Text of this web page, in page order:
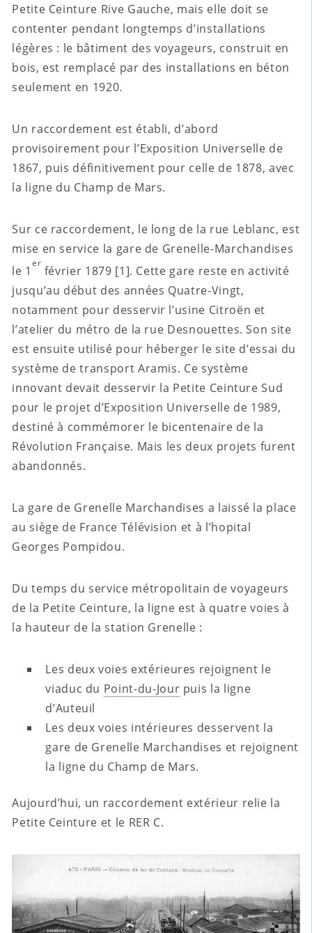
Petite Ceinture Rive Gauche, mais elle doit se
contenter pendant longtemps d’installations
légères : le bâtiment des voyageurs, construit en
bois, est remplacé par des installations en béton
seulement en 1920.
Un raccordement est établi, d’abord
provisoirement pour l’Exposition Universelle de
1867, puis définitivement pour celle de 1878, avec
la ligne du Champ de Mars.
Sur ce raccordement, le long de la rue Leblanc, est
mise en service la gare de Grenelle-Marchandises
le 1
er
février 1879 [1]. Cette gare reste en activité
jusqu’au début des années Quatre-Vingt,
notamment pour desservir l’usine Citroën et
l’atelier du métro de la rue Desnouettes. Son site
est ensuite utilisé pour héberger le site d’essai du
système de transport Aramis. Ce système
innovant devait desservir la Petite Ceinture Sud
pour le projet d’Exposition Universelle de 1989,
destiné à commémorer le bicentenaire de la
Révolution Française. Mais les deux projets furent
abandonnés.
La gare de Grenelle Marchandises a laissé la place
au siège de France Télévision et à l’hopital
Georges Pompidou.
Du temps du service métropolitain de voyageurs
de la Petite Ceinture, la ligne est à quatre voies à
la hauteur de la station Grenelle :
Les deux voies extérieures rejoignent le
viaduc du Point-du-Jour puis la ligne
d’Auteuil
Les deux voies intérieures desservent la
gare de Grenelle Marchandises et rejoignent
la ligne du Champ de Mars.
Aujourd’hui, un raccordement extérieur relie la
Petite Ceinture et le RER C.